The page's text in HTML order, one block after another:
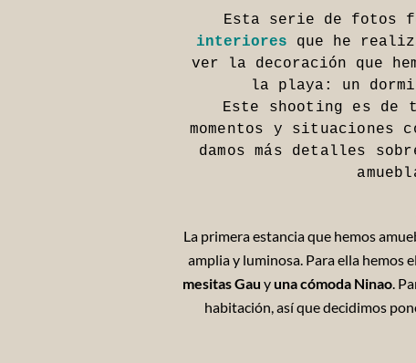
Esta serie de fotos
interiores que he
ver la decoración que
la playa: un
Este shooting es de
momentos y situaciones
damos más detalles
La primera estancia que hemos
amplia y luminosa. Para ella hemos
mesitas Gau yuna cómoda Ninao.
habitación, así que decidimos